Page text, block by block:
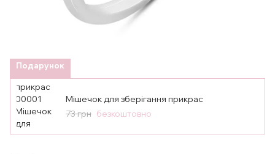
Подарунок
Мішечок для зберігання прикрас
73 грн безкоштовно